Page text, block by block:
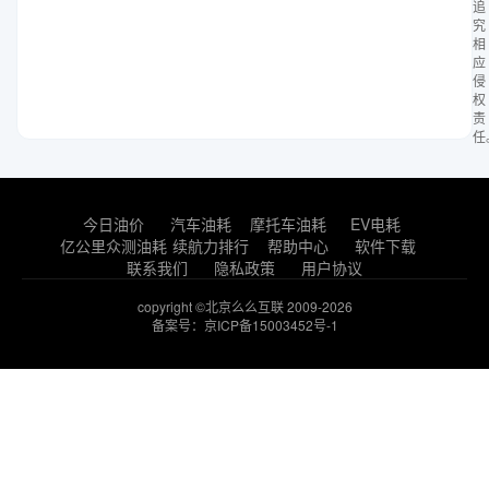
追
究
相
应
侵
权
责
任
今日油价 汽车油耗 摩托车油耗
EV电耗
亿公里众测油耗 续航力排行 帮助中心
软件下载
联系我们
隐私政策 用户协议
copyright ©北京么么互联 2009-2026
备案号：京ICP备15003452号-1